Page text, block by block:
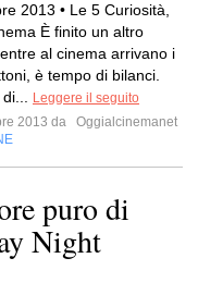
2013 • Le 5 Curiosità,
È finito un altro
al cinema arrivano i
è tempo di bilanci.
Leggere il seguito
2013 da
Oggialcinemanet
puro di
Night